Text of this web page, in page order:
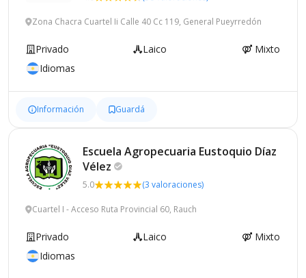
Zona Chacra Cuartel Ii Calle 40 Cc 119, General Pueyrredón
Privado Laico
Mixto
Idiomas
Información Guardá
Escuela Agropecuaria Eustoquio Díaz
Vélez
5.0 (3 valoraciones)
Cuartel I - Acceso Ruta Provincial 60, Rauch
Privado Laico
Mixto
Idiomas